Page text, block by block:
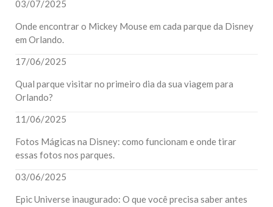
03/07/2025
Onde encontrar o Mickey Mouse em cada parque da Disney
em Orlando.
17/06/2025
Qual parque visitar no primeiro dia da sua viagem para
Orlando?
11/06/2025
Fotos Mágicas na Disney: como funcionam e onde tirar
essas fotos nos parques.
03/06/2025
Epic Universe inaugurado: O que você precisa saber antes